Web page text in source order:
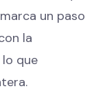
un paso
la
que